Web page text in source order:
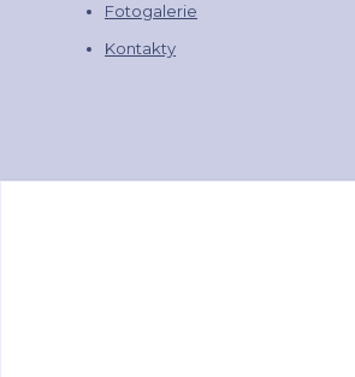
Fotogalerie
Kontakty